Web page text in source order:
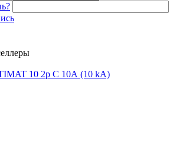
10 2p C 10А (10 kA)